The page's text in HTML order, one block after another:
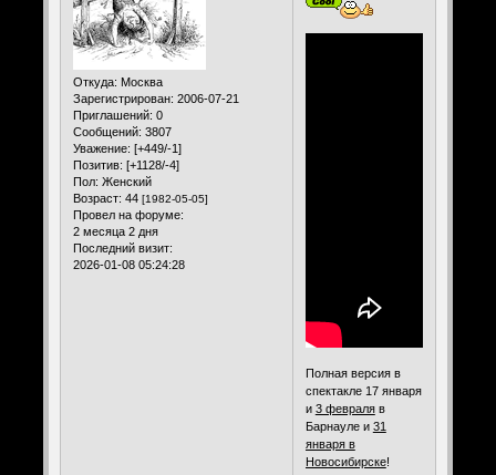
Откуда: Москва
Зарегистрирован: 2006-07-21
Приглашений: 0
Сообщений: 3807
Уважение: [+449/-1]
Позитив: [+1128/-4]
Пол: Женский
Возраст: 44 [1982-05-05]
Провел на форуме:
2 месяца 2 дня
Последний визит:
2026-01-08 05:24:28
Полная версия в
спектакле 17 января
и 3 февраляв
Барнауле и 31
января в
Новосибирске!